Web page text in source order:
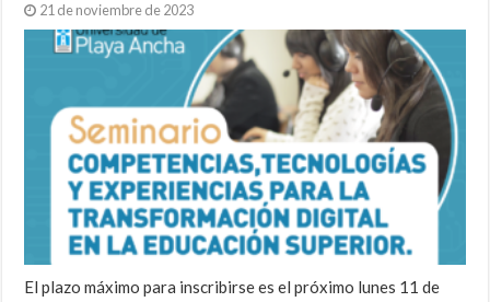
21 de noviembre de 2023
El plazo máximo para inscribirse es el próximo lunes 11 de